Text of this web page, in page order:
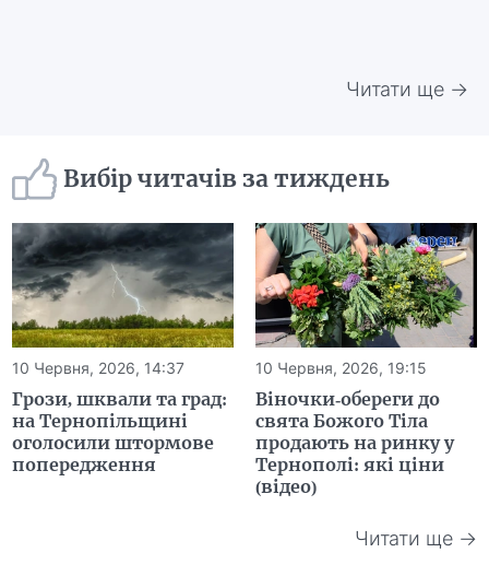
Читати ще →
Вибір читачів за тиждень
10 Червня, 2026, 14:37
Грози, шквали та град:
на Тернопільщині
оголосили штормове
попередження
10 Червня, 2026, 19:15
Віночки-обереги до
свята Божого Тіла
продають на ринку у
Тернополі: які ціни
(відео)
Читати ще →